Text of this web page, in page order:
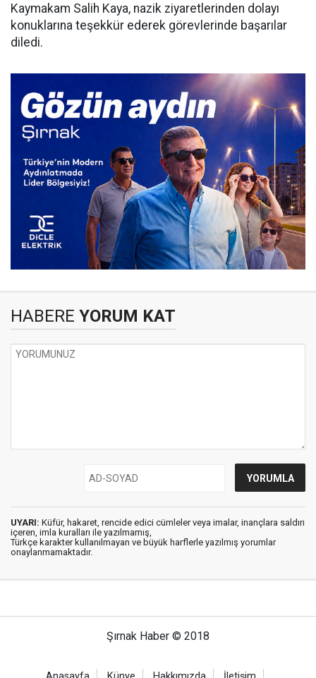
Kaymakam Salih Kaya, nazik ziyaretlerinden dolayı
konuklarına teşekkür ederek görevlerinde başarılar
diledi.
HABERE YORUM KAT
UYARI: Küfür, hakaret, rencide edici cümleler veya imalar, inançlara saldırı
içeren, imla kuralları ile yazılmamış,
Türkçe karakter kullanılmayan ve büyük harflerle yazılmış yorumlar
onaylanmamaktadır.
Şırnak Haber © 2018